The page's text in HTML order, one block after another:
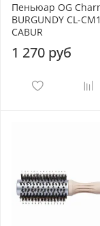
Пеньюар OG
BURGUNDY CL-
CABUR
1 270 руб